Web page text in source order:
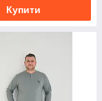
Купити